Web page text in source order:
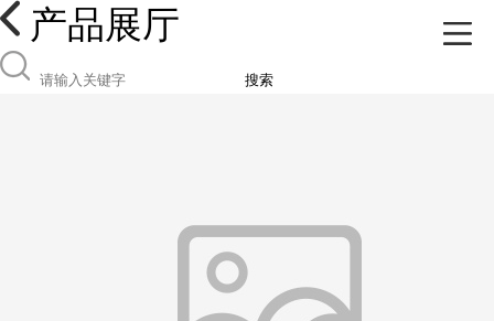
产品展厅
搜索